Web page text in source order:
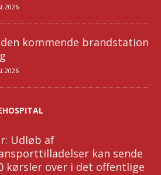
2026
kommende brandstation
2026
Udløb af
kan sende
kørsler over i det offentlige